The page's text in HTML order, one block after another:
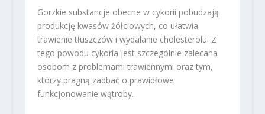
Gorzkie substancje obecne w cykorii pobudzają
produkcję kwasów żółciowych, co ułatwia
trawienie tłuszczów i wydalanie cholesterolu. Z
tego powodu cykoria jest szczególnie zalecana
osobom z problemami trawiennymi oraz tym,
którzy pragną zadbać o prawidłowe
funkcjonowanie wątroby.